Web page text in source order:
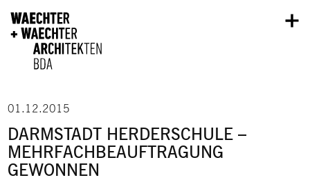
01.12.2015
DARMSTADT HERDERSCHULE –
MEHRFACHBEAUFTRAGUNG
GEWONNEN